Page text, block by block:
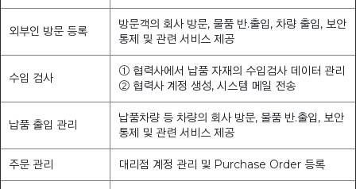
외부인 방문 등록
방문객의 회사 방문, 물품 반.출입, 차량 출입, 보안
통제 및 관련 서비스 제공
수입 검사
① 협력사에서 납품 자재의 수입검사 데이터 관리
② 협력사 계정 생성, 시스템 메일 전송
납품 출입 관리
납품차량 등 차량의 회사 방문, 물품 반.출입, 보안
통제 및 관련 서비스 제공
주문 관리 대리점 계정 관리 및 Purchase Order 등록